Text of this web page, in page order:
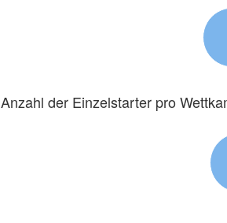
Anzahl der Einzelstarter pro